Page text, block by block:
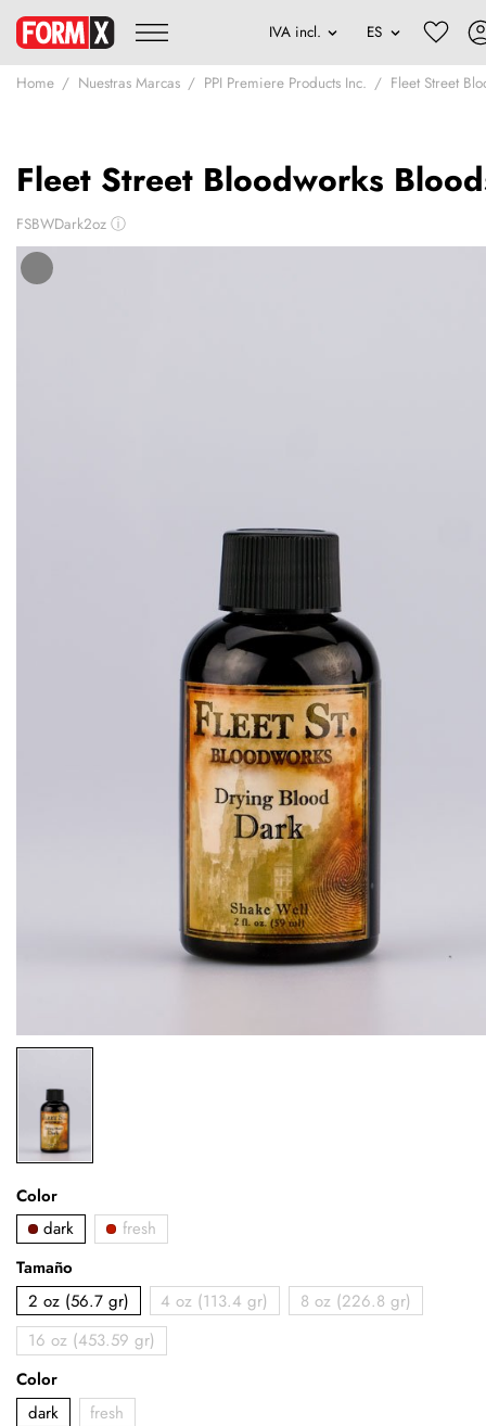
Home Nuestras Marcas PPI Premiere Products Inc. Fleet Street
Fleet Street Bloodworks
FSBWDark2oz ⓘ
Color
dark
fresh
Tamaño
2 oz (56.7 gr)
4 oz (113.4 gr)
8 oz (226.8 gr)
16 oz (453.59 gr)
Color
dark
fresh